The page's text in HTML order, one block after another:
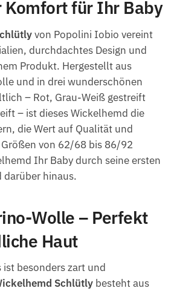
Komfort für Ihr Baby
von Popolini Iobio vereint
durchdachtes Design und
Produkt. Hergestellt aus
und in drei wunderschönen
– Rot, Grau-Weiß gestreift
– ist dieses Wickelhemd die
die Wert auf Qualität und
von 62/68 bis 86/92
Ihr Baby durch seine ersten
darüber hinaus.
Wolle – Perfekt
Haut
ist besonders zart und
Schlütly besteht aus